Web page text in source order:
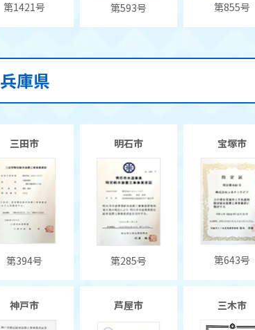
第1421号 第593号 第855号
兵庫県
三田市
第394号
明石市
第285号
宝塚市
第643号
神戸市 芦屋市 三木市